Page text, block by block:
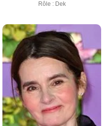
Rôle : Dek